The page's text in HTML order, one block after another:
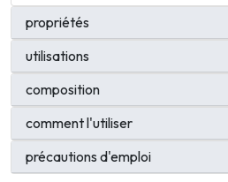
propriétés
utilisations
composition
comment l'utiliser
précautions d'emploi